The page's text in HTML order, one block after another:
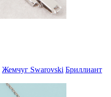
Жемчуг Swarovski Бриллиант